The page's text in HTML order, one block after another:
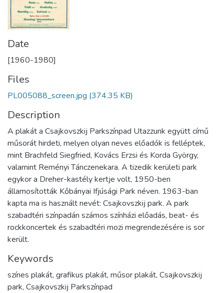
Date
[1960-1980]
Files
PL005088_screen.jpg (374.35 KB)
Description
A plakát a Csajkovszkij Parkszínpad Utazzunk együtt című
műsorát hirdeti, melyen olyan neves előadók is felléptek,
mint Brachfeld Siegfried, Kovács Erzsi és Korda György,
valamint Reményi Tánczenekara. A tizedik kerületi park
egykor a Dreher-kastély kertje volt, 1950-ben
államosították Kőbányai Ifjúsági Park néven. 1963-ban
kapta ma is használt nevét: Csajkovszkij park. A park
szabadtéri színpadán számos színházi előadás, beat- és
rockkoncertek és szabadtéri mozi megrendezésére is sor
került.
Keywords
színes plakát, grafikus plakát, műsor plakát, Csajkovszkij
park, Csajkovszkij Parkszínpad